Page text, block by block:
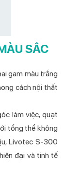
SẮC
gam màu trắng
cách nội thất
làm việc, quạt
tổng thể không
Livotec S-300
đại và tinh tế